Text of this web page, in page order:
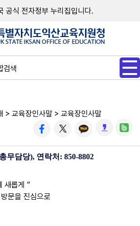
공식 전자정부 누리집입니다.
검색
> 교육장인사말 > 교육장인사말
무담당), 연락처: 850-8802
새롭게 ”
문을 진심으로